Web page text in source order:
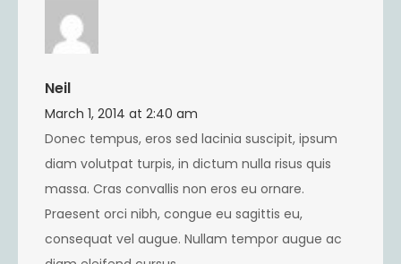
Neil
March 1, 2014 at 2:40 am
Donec tempus, eros sed lacinia suscipit, ipsum
diam volutpat turpis, in dictum nulla risus quis
massa. Cras convallis non eros eu ornare.
Praesent orci nibh, congue eu sagittis eu,
consequat vel augue. Nullam tempor augue ac